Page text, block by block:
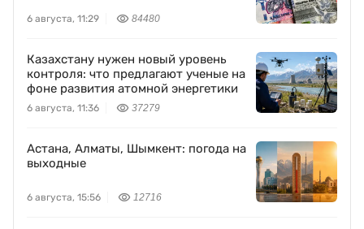
6 августа, 11:29 84480
Казахстану нужен новый уровень
контроля: что предлагают ученые на
фоне развития атомной энергетики
6 августа, 11:36 37279
Астана, Алматы, Шымкент: погода на
выходные
6 августа, 15:56 12716